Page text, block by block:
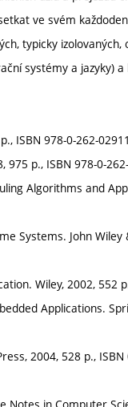
ve svém
typicky
systémy a jazyky)
ISBN 978-0-262-
975 p., ISBN 978-0-
Algorithms and
Systems. John
Wiley, 2002, 552
Applications.
2004, 528 p.,
Notes in Computer